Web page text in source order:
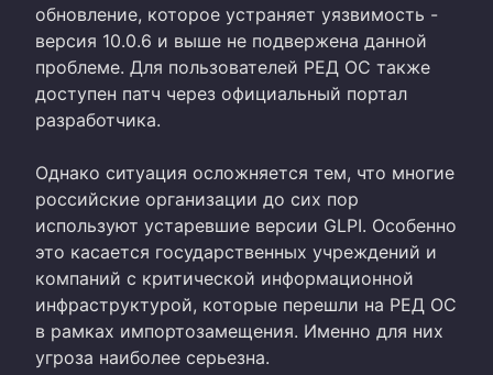
обновление, которое устраняет уязвимость -
версия 10.0.6 и выше не подвержена данной
проблеме. Для пользователей РЕД ОС также
доступен патч через официальный портал
разработчика.
Однако ситуация осложняется тем, что многие
российские организации до сих пор
используют устаревшие версии GLPI. Особенно
это касается государственных учреждений и
компаний с критической информационной
инфраструктурой, которые перешли на РЕД ОС
в рамках импортозамещения. Именно для них
угроза наиболее серьезна.